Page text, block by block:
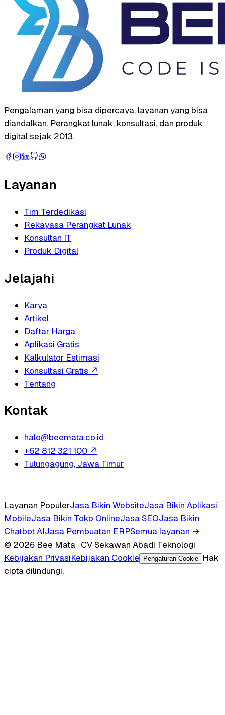
Pengalaman yang bisa dipercaya, layanan yang bisa
diandalkan. Perangkat lunak, konsultasi, dan produk
digital sejak 2013.
Layanan
Tim Terdedikasi
Rekayasa Perangkat Lunak
Konsultan IT
Produk Digital
Jelajahi
Karya
Artikel
Daftar Harga
Aplikasi Gratis
Kalkulator Estimasi
Konsultasi Gratis ↗
Tentang
Kontak
halo@beemata.co.id
+62 812 321 100 ↗
Tulungagung, Jawa Timur
Layanan PopulerJasa Bikin WebsiteJasa Bikin Aplikasi
MobileJasa Bikin Toko OnlineJasa SEOJasa Bikin
Chatbot AIJasa Pembuatan ERPSemua layanan →
© 2026 Bee Mata · CV Sekawan Abadi Teknologi
Kebijakan PrivasiKebijakan Cookie Pengaturan Cookie
Hak
cipta dilindungi.